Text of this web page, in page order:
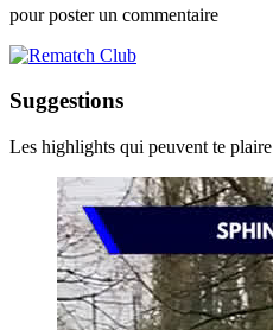
pour poster un commentaire
Suggestions
Les highlights qui peuvent te plaire